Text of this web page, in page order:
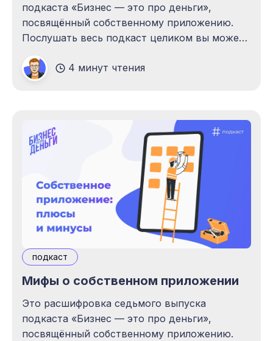
подкаста «Бизнес — это про деньги»,
посвящённый собственному приложению.
Послушать весь подкаст целиком вы можете
далее приводим статью от лица автора,
директора по стратегическому развитию
подкаста «Бизнес — это про
4 минут чтения
подкаст
Мифы о собственном приложении
Это расшифровка седьмого выпуска
подкаста «Бизнес — это про деньги»,
посвящённый собственному приложению.